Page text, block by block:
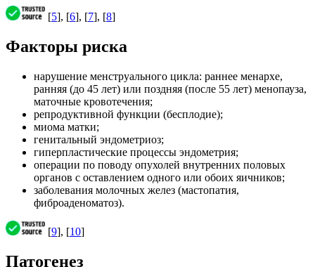
[5], [6], [7], [8]
Факторы риска
нарушение менструального цикла: раннее менархе,
ранняя (до 45 лет) или поздняя (после 55 лет) менопауза,
маточные кровотечения;
репродуктивной функции (бесплодие);
миома матки;
генитальный эндометриоз;
гиперпластические процессы эндометрия;
операции по поводу опухолей внутренних половых
органов с оставлением одного или обоих яичников;
заболевания молочных желез (мастопатия,
фиброаденоматоз).
[9], [10]
Патогенез